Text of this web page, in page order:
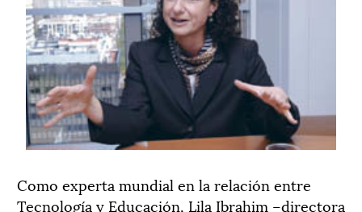
Como experta mundial en la relación entre
Tecnología y Educación, Lila Ibrahim –directora